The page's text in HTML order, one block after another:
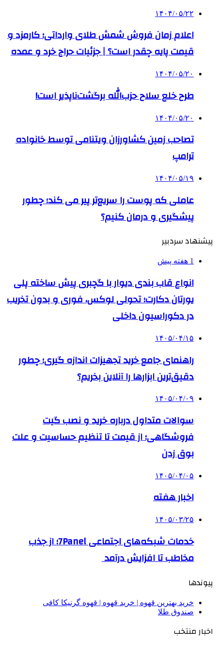
۱۴۰۴/۰۵/۲۲
اعلام زمان فروش شمش طلای وارداتی؛ کارمزد و
قیمت پایه چقدر است؟ | جزئیات حراج خرد و عمده
۱۴۰۴/۰۵/۲۰
طرح خلع سلاح حزب‌الله برگشت‌ناپذیر است!
۱۴۰۴/۰۵/۲۰
تصاحب زمین کشاورزان ویتنامی توسط خانواده
ترامپ
۱۴۰۴/۰۵/۱۹
عاملی که پوست را سریع‌تر پیر می کند؛ چطور
پیشگیری و درمان کنیم؟
پیشنهاد سردبیر
1 هفته پیش
انواع قاب بندی دیوار با گچبری پیش ساخته پلی
یورتان دکارت؛ تحولی لوکس، فوری و بدون تخریب
در دکوراسیون داخلی
۱۴۰۵/۰۴/۱۵
راهنمای جامع خرید تجهیزات اندازه گیری؛ چطور
دقیق‌ترین ابزارها را آنلاین بخریم؟
۱۴۰۵/۰۴/۰۹
سوالات متداول درباره خرید و نصب گیت
فروشگاهی؛ از قیمت تا تنظیم حساسیت و علت
بوق زدن
۱۴۰۵/۰۴/۰۵
اخبار هفته
۱۴۰۵/۰۳/۲۵
خدمات شبکه‌های اجتماعی 7Panel؛ از جذب
مخاطب تا افزایش درآمد
پیوندها
خرید بهترین قهوه | خرید قهوه | قهوه گرنیکا کافی
صندوق طلا
اخبار منتخب